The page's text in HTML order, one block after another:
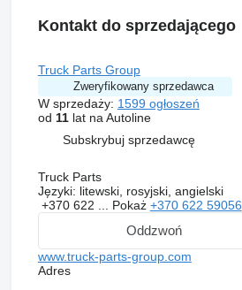
Kontakt do sprzedającego
Truck Parts Group
Zweryfikowany sprzedawca
W sprzedaży: 1599 ogłoszeń
od 11lat na Autoline
Subskrybuj sprzedawcę
Truck Parts
Języki: litewski, rosyjski, angielski
+370 622 ... Pokaż +370 622 59056
Oddzwoń
www.truck-parts-group.com
Adres